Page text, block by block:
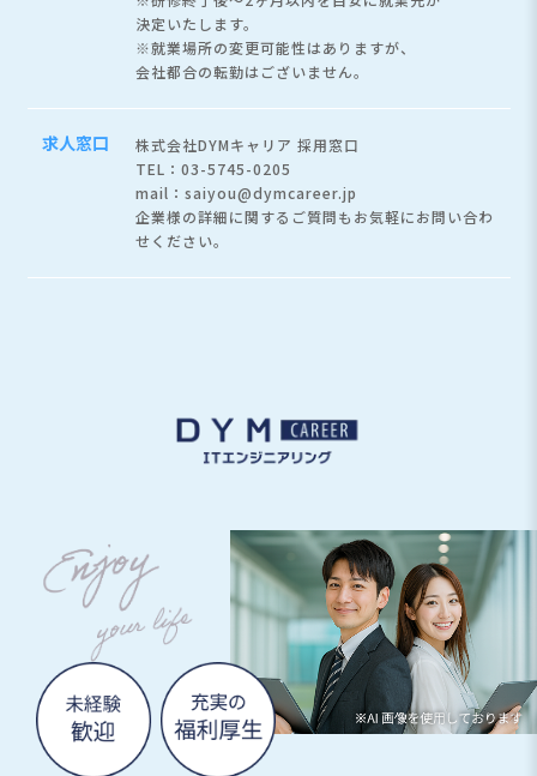
決定いたします。
※就業場所の変更可能性はありますが、
会社都合の転勤はございません。
求人窓口
株式会社DYMキャリア 採用窓口
TEL：03-5745-0205
mail：saiyou@dymcareer.jp
企業様の詳細に関するご質問もお気軽にお問い合わ
せください。